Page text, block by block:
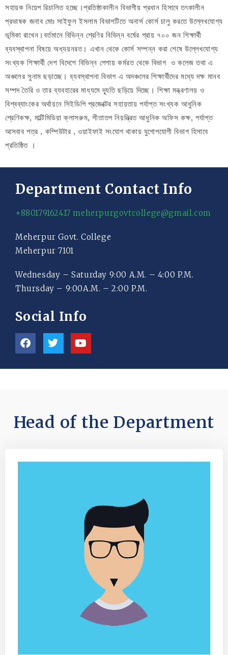
সহায়ক নিয়েপ রিচালিত হচ্ছে।প্রতিষ্ঠাকালীন বিভাগীয় প্রধান হিসাবে তৎকালীন
প্রভাষক জনাব মোঃ সাইফুল ইসলাম বিভাগটিতে অনার্স কোর্স চালু করতে উল্লেখযোগ্য
ভূমিকা রাখেন।বর্তমানে বিভিন্ন শ্রেণির বিভিন্ন বর্ষের প্রায় ৭০০ জন শিক্ষার্থী
ব্যবস্থাপনা বিষয়ে অধ্যয়নরত। এখান থেকে কোর্স সম্পন্ন করা শেষে উল্লেখযোগ্য
সংখ্যক শিক্ষার্থী দেশ বিদেশে বিভিন্ন পেশায় কর্মরত থেকে বিভাগ ও কলেজ তথা এ
অঞ্চলের সুনাম ছড়াচ্ছে। ব্যবস্থাপনা বিভাগ এ অদঞ্চলের শিক্ষার্থীদের মধ্যে দক্ষ মানব
সম্পদ তৈরি ও তার ব্যবহারের মাধ্যমে দ্যূতি ছড়িয়ে দিচ্ছে। শিক্ষা মন্ত্রণালয় ও
বিশ্বব্যাংকের অর্থায়নে সিইডিপি প্রজেক্টের সহায়তায় পর্যাপ্ত সংখ্যক আধুনিক
শ্রেণিকক্ষ, মাল্টিমিডিয়া ক্লাসরুম, শীতাতপ নিয়ন্ত্রিত আধুনিক অফিস কক্ষ, পর্যাপ্ত
আসবাব পত্র , কম্পিউটার , ওয়াইফাই সংযোগ থাকায় যুগোপযোগী বিভাগ হিসাবে
প্রতিষ্ঠিত ।
Department Contact Info
+880179162417 meherpurgovtcollege@gmail.com
Meherpur Govt. College
Meherpur 7101
Wednesday – Saturday 9:00 A.M. – 4:00 P.M.
Thursday – 9:00A.M. – 2:00 P.M.
Social Info
Head of the Department